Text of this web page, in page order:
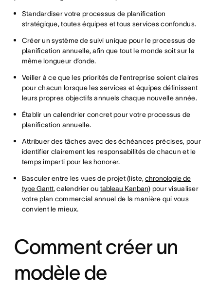
Standardiser votre processus de planification
stratégique, toutes équipes et tous services confondus.
Créer un système de suivi unique pour le processus de
planification annuelle, afin que tout le monde soit sur la
même longueur d’onde.
Veiller à ce que les priorités de l’entreprise soient claires
pour chacun lorsque les services et équipes définissent
leurs propres objectifs annuels chaque nouvelle année.
Établir un calendrier concret pour votre processus de
planification annuelle.
Attribuer des tâches avec des échéances précises, pour
identifier clairement les responsabilités de chacun et le
temps imparti pour les honorer.
Basculer entre les vues de projet (liste,chronologie de
type Gantt, calendrier outableau Kanban) pour visualiser
votre plan commercial annuel de la manière qui vous
convient le mieux.
Comment créer un
modèle de